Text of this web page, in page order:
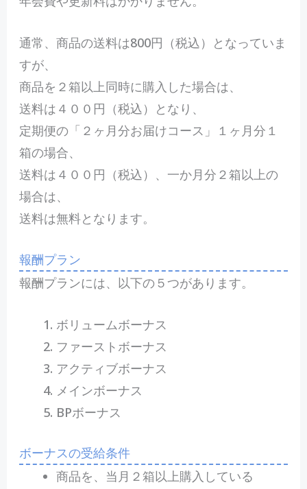
通常、商品の送料は800円（税込）となっていま
すが、
商品を２箱以上同時に購入した場合は、
送料は４００円（税込）となり、
定期便の「２ヶ月分お届けコース」１ヶ月分１
箱の場合、
送料は４００円（税込）、一か月分２箱以上の
場合は、
送料は無料となります。
報酬プラン
報酬プランには、以下の５つがあります。
ボリュームボーナス
ファーストボーナス
アクティブボーナス
メインボーナス
BPボーナス
ボーナスの受給条件
商品を、当月２箱以上購入している